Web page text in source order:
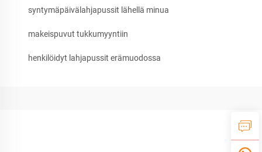
syntymäpäivälahjapussit lähellä minua
makeispuvut tukkumyyntiin
henkilöidyt lahjapussit erämuodossa